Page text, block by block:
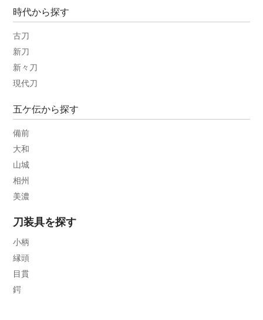
時代から探す
古刀
新刀
新々刀
現代刀
五ケ伝から探す
備前
大和
山城
相州
美濃
刀装具を探す
小柄
縁頭
目貫
鍔